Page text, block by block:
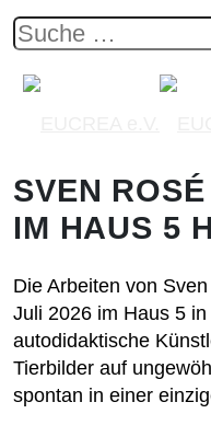
SVEN
IM HAUS 5
Die Arbeiten von
Juli 2026 im Haus 5
autodidaktische
Tierbilder auf
spontan in einer